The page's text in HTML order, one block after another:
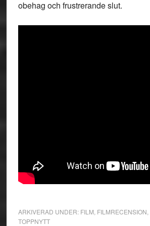
obehag och frustrerande slut.
ARKIVERAD UNDER: FILM FILMRECENSION
TOPPNYTT